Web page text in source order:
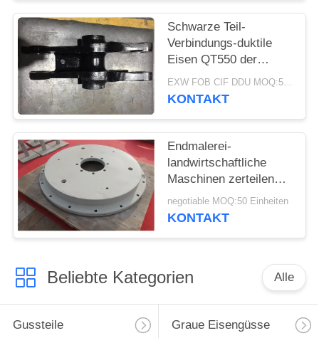
PRIVACY
POLICY
Schwarze Teil-
Verbindungs-duktile
Eisen QT550 der
Farblandwirtschaftlichen
maschinen Soem-
EXW FOB CIF DDU MOQ:50 Einheiten
KONTAKT
Endmalerei-
landwirtschaftliche
Maschinen zerteilen
Vakuumlinie Rad-
Gegengewichte
negotiable MOQ:50 Einheiten
KONTAKT
Beliebte Kategorien Alle
Gussteile Graue Eisengüsse